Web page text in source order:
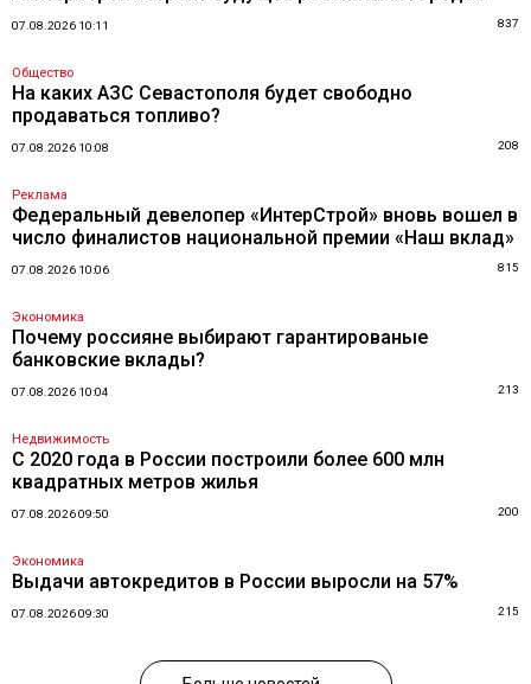
07.08.2026 10:11 837
Общество
На каких АЗС Севастополя будет свободно
продаваться топливо?
07.08.2026 10:08 208
Реклама
Федеральный девелопер «ИнтерСтрой» вновь вошел в
число финалистов национальной премии «Наш вклад»
07.08.2026 10:06 815
Экономика
Почему россияне выбирают гарантированые
банковские вклады?
07.08.2026 10:04 213
Недвижимость
С 2020 года в России построили более 600 млн
квадратных метров жилья
07.08.2026 09:50 200
Экономика
Выдачи автокредитов в России выросли на 57%
07.08.2026 09:30 215